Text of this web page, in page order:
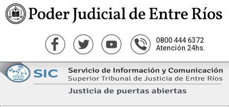
0800 444 6372
Atención 24hs.